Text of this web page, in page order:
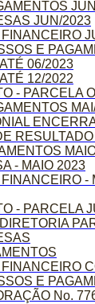
JUN/2023
E
06/2023
12/2022
- PARCELA
- MAIO 2023
-
- PARCELA
E
No.